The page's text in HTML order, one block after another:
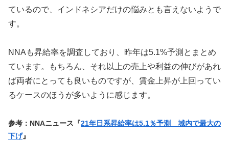
ているので、インドネシアだけの悩みとも言えないようで
す。
NNAも昇給率を調査しており、昨年は5.1%予測とまとめ
ています。もちろん、それ以上の売上や利益の伸びがあれ
ば両者にとっても良いものですが、賃金上昇が上回ってい
るケースのほうが多いように感じます。
参考：NNAニュース『21年日系昇給率は5.1％予測 域内で最大の
下げ』